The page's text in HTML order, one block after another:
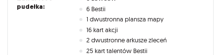
pudełka:
6 Bestii
1 dwustronna plansza mapy
16 kart akcji
2 dwustronne arkusze zleceń
25 kart talentów Bestii